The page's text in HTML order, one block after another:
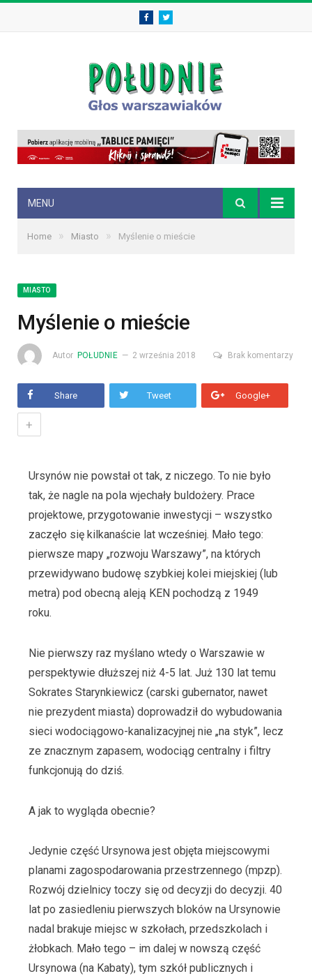
FacebookTwitter
MENU
Home » Miasto » Myślenie o mieście
MIASTO
Myślenie o mieście
Autor POŁUDNIE 2 września 2018 Brak komentarzy
Share Tweet Google+
+
Ursynów nie powstał ot tak, z niczego. To nie było
tak, że nagle na pola wjechały buldożery. Prace
projektowe, przygotowanie inwestycji – wszystko
zaczęło się kilkanaście lat wcześniej. Mało tego:
pierwsze mapy „rozwoju Warszawy”, na których
przewidywano budowę szybkiej kolei miejskiej (lub
metra) pod obecną aleją KEN pochodzą z 1949
roku.
Nie pierwszy raz myślano wtedy o Warszawie w
perspektywie dłuższej niż 4-5 lat. Już 130 lat temu
Sokrates Starynkiewicz (carski gubernator, nawet
nie prezydent miasta) doprowadził do wybudowania
sieci wodociągowo-kanalizacyjnej nie „na styk”, lecz
ze znacznym zapasem, wodociąg centralny i filtry
funkcjonują do dziś.
A jak to wygląda obecnie?
Jedynie część Ursynowa jest objęta miejscowymi
planami zagospodarowania przestrzennego (mpzp).
Rozwój dzielnicy toczy się od decyzji do decyzji. 40
lat po zasiedleniu pierwszych bloków na Ursynowie
nadal brakuje miejsc w szkołach, przedszkolach i
żłobkach. Mało tego – im dalej w nowszą część
Ursynowa (na Kabaty), tym szkół publicznych i